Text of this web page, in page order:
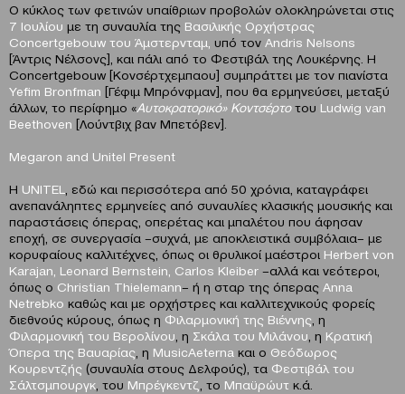
Ο κύκλος των φετινών υπαίθριων προβολών ολοκληρώνεται στις
7 Ιουλίου με τη συναυλία της Βασιλικής Ορχήστρας
Concertgebouw του Άμστερνταμ, υπό τον Andris Nelsons
[Άντρις Νέλσονς], και πάλι από το Φεστιβάλ της Λουκέρνης. Η
Concertgebouw [Κονσέρτχεμπαου] συμπράττει με τον πιανίστα
Yefim Bronfman [Γέφιμ Μπρόνφμαν], που θα ερμηνεύσει, μεταξύ
άλλων, το περίφημο «Αυτοκρατορικό» Κοντσέρτοτου Ludwig van
Beethoven [Λούντβιχ βαν Μπετόβεν].
Megaron and Unitel Present
Η UNITEL
, εδώ και περισσότερα από 50 χρόνια, καταγράφει
ανεπανάληπτες ερμηνείες από συναυλίες κλασικής μουσικής και
παραστάσεις όπερας, οπερέτας και μπαλέτου που άφησαν
εποχή, σε συνεργασία –συχνά, με αποκλειστικά συμβόλαια– με
κορυφαίους καλλιτέχνες, όπως οι θρυλικοί μαέστροι Herbert von
Karajan, Leonard Bernstein, Carlos Kleiber –αλλά και νεότεροι,
όπως ο Christian Thielemann– ή η σταρ της όπερας Anna
Netrebko καθώς και με ορχήστρες και καλλιτεχνικούς φορείς
διεθνούς κύρους, όπως η Φιλαρμονική της Βιέννης , η
Φιλαρμονική του Βερολίνου , η Σκάλα του Μιλάνου , η Κρατική
Όπερα της Βαυαρίας , η MusicAeterna και ο Θεόδωρος
Κουρεντζής (συναυλία στους Δελφούς), τα Φεστιβάλ του
Σάλτσμπουργκ , του Μπρέγκεντζ , το Μπαϋρώυτ κ.ά.